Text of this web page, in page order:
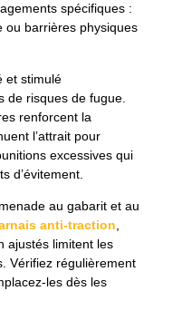
spécifiques :
ou barrières physiques
et stimulé
de risques de fugue.
renforcent la
l’attrait pour
excessives qui
d’évitement.
au gabarit et au
anti-traction,
ajustés limitent les
Vérifiez régulièrement
les dès les